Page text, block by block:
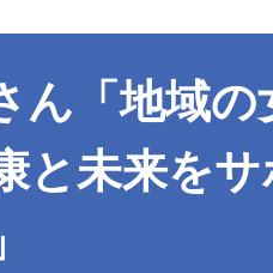
ん「地域の
と未来を